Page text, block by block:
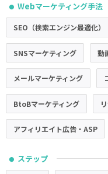
● Webマーケティング手法
SEO（検索エンジン最適化）
SNSマーケティング 動
メールマーケティング
BtoBマーケティング
アフィリエイト広告・ASP
● ステップ